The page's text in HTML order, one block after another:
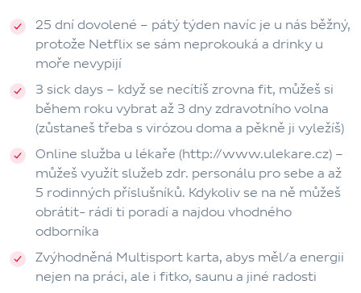
25 dní dovolené – pátý týden navíc je u nás běžný,
protože Netflix se sám neprokouká a drinky u
moře nevypijí
3 sick days – když se necítíš zrovna fit, můžeš si
během roku vybrat až 3 dny zdravotního volna
(zůstaneš třeba s virózou doma a pěkně ji vyležíš)
Online služba u lékaře (http://www.ulekare.cz) –
můžeš využít služeb zdr. personálu pro sebe a až
5 rodinných příslušníků. Kdykoliv se na ně můžeš
obrátit- rádi ti poradí a najdou vhodného
odborníka
Zvýhodněná Multisport karta, abys měl/a energii
nejen na práci, ale i fitko, saunu a jiné radosti